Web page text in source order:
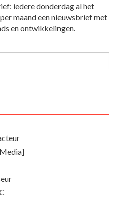
iedere donderdag al het
maand een nieuwsbrief met
en ontwikkelingen.